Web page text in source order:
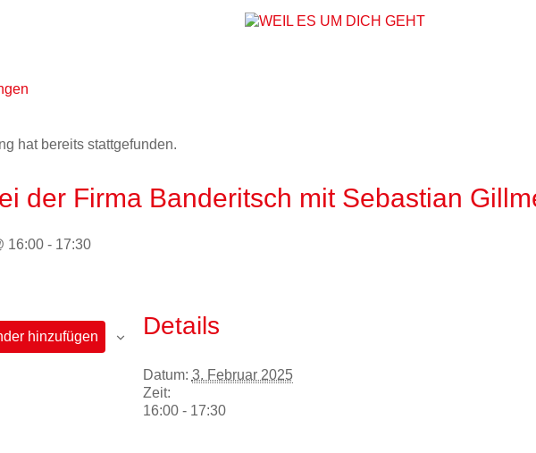
WEIL ES UM DICH
hat bereits stattgefunden.
der Firma Banderitsch mit Sebastian
16:00 - 17:30
hinzufügen Details
Datum: 3. Februar 2025
Zeit:
16:00 - 17:30